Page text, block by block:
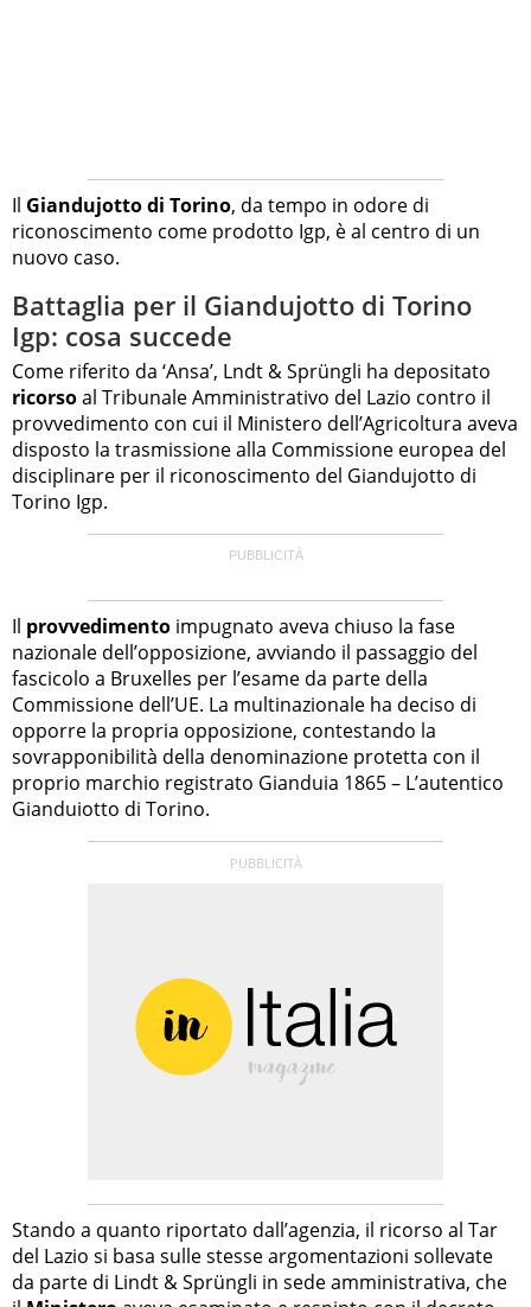
Il Giandujotto di Torino, da tempo in odore di
riconoscimento come prodotto Igp, è al centro di un
nuovo caso.
Battaglia per il Giandujotto di Torino
Igp: cosa succede
Come riferito da ‘Ansa’, Lndt & Sprüngli ha depositato
ricorsoal Tribunale Amministrativo del Lazio contro il
provvedimento con cui il Ministero dell’Agricoltura aveva
disposto la trasmissione alla Commissione europea del
disciplinare per il riconoscimento del Giandujotto di
Torino Igp.
Il provvedimento impugnato aveva chiuso la fase
nazionale dell’opposizione, avviando il passaggio del
fascicolo a Bruxelles per l’esame da parte della
Commissione dell’UE. La multinazionale ha deciso di
opporre la propria opposizione, contestando la
sovrapponibilità della denominazione protetta con il
proprio marchio registrato Gianduia 1865 – L’autentico
Gianduiotto di Torino.
Stando a quanto riportato dall’agenzia, il ricorso al Tar
del Lazio si basa sulle stesse argomentazioni sollevate
da parte di Lindt & Sprüngli in sede amministrativa, che